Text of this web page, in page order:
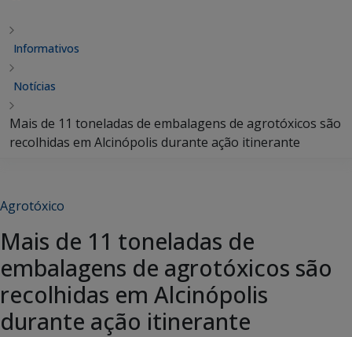
Informativos
Notícias
Mais de 11 toneladas de embalagens de agrotóxicos são
recolhidas em Alcinópolis durante ação itinerante
Agrotóxico
Mais de 11 toneladas de
embalagens de agrotóxicos são
recolhidas em Alcinópolis
durante ação itinerante